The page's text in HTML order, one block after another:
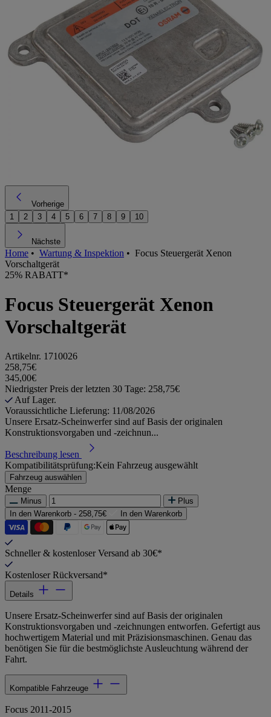
Vorherige
1
2 3 4 5 6 7 8 9 10
Nächste
Home • Wartung & Inspektion • Focus Steuergerät Xenon
Vorschaltgerät
25% RABATT*
Focus Steuergerät Xenon
Vorschaltgerät
Artikelnr. 1710026
258,75€
345,00€
Niedrigster Preis der letzten 30 Tage: 258,75€
Auf Lager.
Voraussichtliche Lieferung: 11/08/2026
Unsere Ersatz-Scheinwerfer sind auf Basis der originalen
Konstruktionsvorgaben und -zeichnun...
Beschreibung lesen
Kompatibilitätsprüfung:Kein Fahrzeug ausgewählt
Fahrzeug auswählen
Menge
Minus
Plus
In den Warenkorb - 258,75€ In den Warenkorb
Schneller & kostenloser Versand ab 30€*
Kostenloser Rückversand*
Details
Unsere Ersatz-Scheinwerfer sind auf Basis der originalen
Konstruktionsvorgaben und -zeichnungen entworfen. Gefertigt aus
hochwertigem Material und mit Präzisionsmaschinen. Genau das
benötigen Sie für die bestmöglichste Ausleuchtung während der
Fahrt.
Kompatible Fahrzeuge
Focus 2011-2015